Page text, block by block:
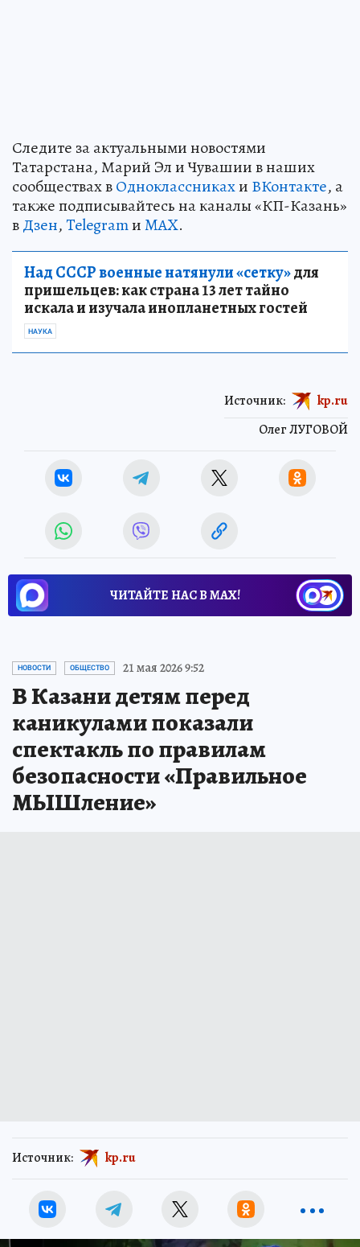
Следите за актуальными новостями
Татарстана, Марий Эл и Чувашии в наших
сообществах вОдноклассникахи ВКонтакте, а
также подписывайтесь на каналы «КП-Казань»
вДзен,TelegramиMAX.
Над СССР военные натянули «сетку»для
пришельцев: как страна 13 лет тайно
искала и изучала инопланетных гостей
НАУКА
Олег ЛУГОВОЙ
Источник: kp.ru
ЧИТАЙТЕ НАС В МАХ!
НОВОСТИ ОБЩЕСТВО 21 мая 2026 9:52
В Казани детям перед
каникулами показали
спектакль по правилам
безопасности «Правильное
МЫШление»
Источник: kp.ru